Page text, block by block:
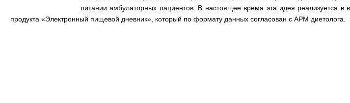
питании амбулаторных пациентов. В настоящее время эта идея реализуется в
продукта «Электронный пищевой дневник», который по формату данных согласован с АРМ диетолога.